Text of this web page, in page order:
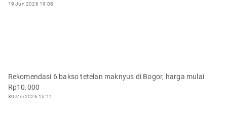
19 Jun 2026 19:08
Rekomendasi 6 bakso tetelan maknyus di Bogor, harga mulai
Rp10.000
30 Mei 2026 15:11